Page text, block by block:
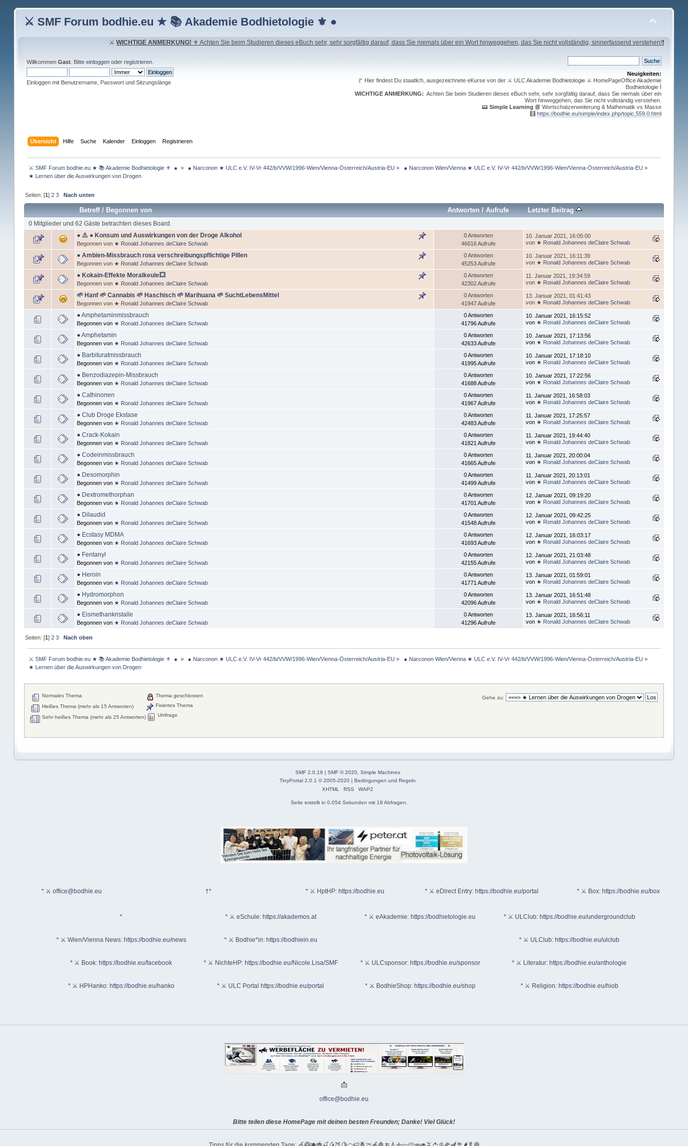
⚔ SMF Forum bodhie.eu ★ 📚 Akademie Bodhietologie ⚜ ●
⚔WICHTIGE ANMERKUNG! ⚜ Achten Sie beim Studieren dieses eBuch sehr, sehr sorgfältig darauf, dass Sie niemals über ein Wort hinweggehen, das Sie nicht vollständig, sinnerfassend verstehen!❗
Willkommen Gast. Bitte einloggenoder registrieren.
Einloggen mit Benutzername, Passwort und Sitzungslänge
Neuigkeiten:
🚩 Hier findest Du staatlich, ausgezeichnete eKurse von der ⚔ ULC Akademie Bodhietologie ⚔ HomePageOffice Akademie
Bodhietologie Ï
WICHTIGE ANMERKUNG: Achten Sie beim Studieren dieses eBuch sehr, sehr sorgfältig darauf, dass Sie niemals über ein
Wort hinweggehen, das Sie nicht vollständig verstehen.
📟Simple Learning 📘 Wortschatzerweiterung & Mathematik vs Masse
🧮https://bodhie.eu/simple/index.php/topic,559.0.html
Übersicht Hilfe Suche Kalender Einloggen Registrieren
⚔ SMF Forum bodhie.eu ★ 📚 Akademie Bodhietologie ⚜  ● » ● Narconon ★ ULC e.V. IV-Vr 442/b/VVW/1996-Wien/Vienna-Österreich/Austria-EU » ● Narconon Wien/Vienna ★ ULC e.V. IV-Vr 442/b/VVW/1996-Wien/Vienna-Österreich/Austria-EU »
★ Lernen über die Auswirkungen von Drogen
Seiten: [1]2 3 Nach unten
Betreff/ Begonnen von Antworten /Aufrufe Letzter Beitrag
0 Mitglieder und 62 Gäste betrachten dieses Board.
● ⚠️ ● Konsum und Auswirkungen von der Droge Alkohol
Begonnen von ★ Ronald Johannes deClaire Schwab
0 Antworten
46616 Aufrufe
10. Januar 2021, 16:05:00
von ★ Ronald Johannes deClaire Schwab
● Ambien-Missbrauch rosa verschreibungspflichtige Pillen
Begonnen von ★ Ronald Johannes deClaire Schwab
0 Antworten
45253 Aufrufe
10. Januar 2021, 16:11:39
von ★ Ronald Johannes deClaire Schwab
● Kokain-Effekte Moralkeule💥
Begonnen von ★ Ronald Johannes deClaire Schwab
0 Antworten
42302 Aufrufe
11. Januar 2021, 19:34:59
von ★ Ronald Johannes deClaire Schwab
🌱 Hanf 🌱 Cannabis 🌱 Haschisch 🌱 Marihuana 🌱 SuchtLebensMittel
Begonnen von ★ Ronald Johannes deClaire Schwab
0 Antworten
41947 Aufrufe
13. Januar 2021, 01:41:43
von ★ Ronald Johannes deClaire Schwab
● Amphetaminmissbrauch
Begonnen von ★ Ronald Johannes deClaire Schwab
0 Antworten
41796 Aufrufe
10. Januar 2021, 16:15:52
von ★ Ronald Johannes deClaire Schwab
● Amphetamin
Begonnen von ★ Ronald Johannes deClaire Schwab
0 Antworten
42633 Aufrufe
10. Januar 2021, 17:13:56
von ★ Ronald Johannes deClaire Schwab
● Barbituratmissbrauch
Begonnen von ★ Ronald Johannes deClaire Schwab
0 Antworten
41995 Aufrufe
10. Januar 2021, 17:18:10
von ★ Ronald Johannes deClaire Schwab
● Benzodiazepin-Missbrauch
Begonnen von ★ Ronald Johannes deClaire Schwab
0 Antworten
41688 Aufrufe
10. Januar 2021, 17:22:56
von ★ Ronald Johannes deClaire Schwab
● Cathinonen
Begonnen von ★ Ronald Johannes deClaire Schwab
0 Antworten
41967 Aufrufe
11. Januar 2021, 16:58:03
von ★ Ronald Johannes deClaire Schwab
● Club Droge Ekstase
Begonnen von ★ Ronald Johannes deClaire Schwab
0 Antworten
42483 Aufrufe
11. Januar 2021, 17:25:57
von ★ Ronald Johannes deClaire Schwab
● Crack-Kokain
Begonnen von ★ Ronald Johannes deClaire Schwab
0 Antworten
41821 Aufrufe
11. Januar 2021, 19:44:40
von ★ Ronald Johannes deClaire Schwab
● Codeinmissbrauch
Begonnen von ★ Ronald Johannes deClaire Schwab
0 Antworten
41665 Aufrufe
11. Januar 2021, 20:00:04
von ★ Ronald Johannes deClaire Schwab
● Desomorphin
Begonnen von ★ Ronald Johannes deClaire Schwab
0 Antworten
41499 Aufrufe
11. Januar 2021, 20:13:01
von ★ Ronald Johannes deClaire Schwab
● Dextromethorphan
Begonnen von ★ Ronald Johannes deClaire Schwab
0 Antworten
41701 Aufrufe
12. Januar 2021, 09:19:20
von ★ Ronald Johannes deClaire Schwab
● Dilaudid
Begonnen von ★ Ronald Johannes deClaire Schwab
0 Antworten
41548 Aufrufe
12. Januar 2021, 09:42:25
von ★ Ronald Johannes deClaire Schwab
● Ecstasy MDMA
Begonnen von ★ Ronald Johannes deClaire Schwab
0 Antworten
41693 Aufrufe
12. Januar 2021, 16:03:17
von ★ Ronald Johannes deClaire Schwab
● Fentanyl
Begonnen von ★ Ronald Johannes deClaire Schwab
0 Antworten
42155 Aufrufe
12. Januar 2021, 21:03:48
von ★ Ronald Johannes deClaire Schwab
● Heroin
Begonnen von ★ Ronald Johannes deClaire Schwab
0 Antworten
41771 Aufrufe
13. Januar 2021, 01:59:01
von ★ Ronald Johannes deClaire Schwab
● Hydromorphon
Begonnen von ★ Ronald Johannes deClaire Schwab
0 Antworten
42096 Aufrufe
13. Januar 2021, 16:51:48
von ★ Ronald Johannes deClaire Schwab
● Eismethankristalle
Begonnen von ★ Ronald Johannes deClaire Schwab
0 Antworten
41296 Aufrufe
13. Januar 2021, 16:56:11
von ★ Ronald Johannes deClaire Schwab
Seiten: [1]2 3 Nach oben
⚔ SMF Forum bodhie.eu ★ 📚 Akademie Bodhietologie ⚜  ● » ● Narconon ★ ULC e.V. IV-Vr 442/b/VVW/1996-Wien/Vienna-Österreich/Austria-EU » ● Narconon Wien/Vienna ★ ULC e.V. IV-Vr 442/b/VVW/1996-Wien/Vienna-Österreich/Austria-EU »
★ Lernen über die Auswirkungen von Drogen
Gehe zu:
Normales Thema
Heißes Thema (mehr als 15 Antworten)
Sehr heißes Thema (mehr als 25 Antworten)
Thema geschlossen
Fixiertes Thema
Umfrage
SMF 2.0.19 | SMF © 2020, Simple Machines
TinyPortal 2.0.1 ©2005-2020 |Bedingungen und Regeln
XHTML
RSS WAP2
Seite erstellt in 0.054 Sekunden mit 19 Abfragen.
* ⚔ office@bodhie.eu †* * ⚔ HptHP: https://bodhie.eu * ⚔ eDirect Entry: https://bodhie.eu/portal * ⚔ Box: https://bodhie.eu/box
* * ⚔ eSchule: https://akademos.at * ⚔ eAkademie: https://bodhietologie.eu * ⚔ ULClub: https://bodhie.eu/undergroundclub
* ⚔ Wien/Vienna News: https://bodhie.eu/news * ⚔ Bodhie*in: https://bodhiein.eu * ⚔ ULClub: https://bodhie.eu/ulclub
* ⚔ Book: https://bodhie.eu/facebook * ⚔ NichteHP: https://bodhie.eu/Nicole.Lisa/SMF * ⚔ ULCsponsor: https://bodhie.eu/sponsor * ⚔ Literatur: https://bodhie.eu/anthologie
* ⚔ HPHanko: https://bodhie.eu/hanko * ⚔ ULC Portal https://bodhie.eu/portal * ⚔ BodhieShop: https://bodhie.eu/shop * ⚔ Religion: https://bodhie.eu/hiob
📩
office@bodhie.eu
Bitte teilen diese HomePage mit deinen besten Freunden; Danke! Viel Glück!